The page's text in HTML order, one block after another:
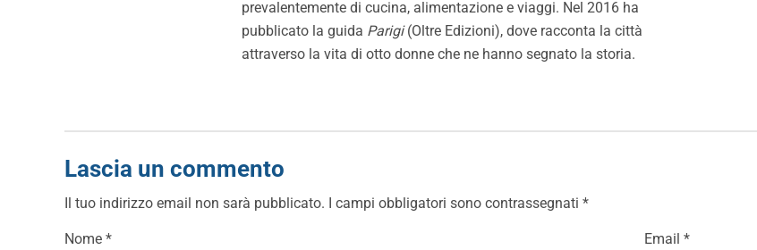
prevalentemente di cucina, alimentazione e viaggi. Nel 2016 ha
pubblicato la guida Parigi(Oltre Edizioni), dove racconta la città
attraverso la vita di otto donne che ne hanno segnato la storia.
Lascia un commento
Il tuo indirizzo email non sarà pubblicato. I campi obbligatori sono contrassegnati *
Nome * Email *